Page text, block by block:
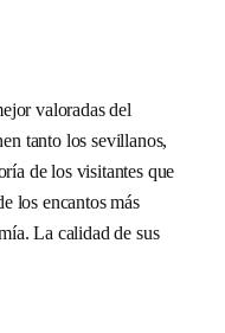
valoradas del
tanto los sevillanos,
de los visitantes que
los encantos más
La calidad de sus